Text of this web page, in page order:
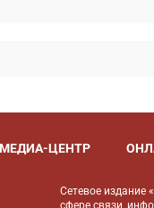
МЕДИА-ЦЕНТР
Сетевое издание